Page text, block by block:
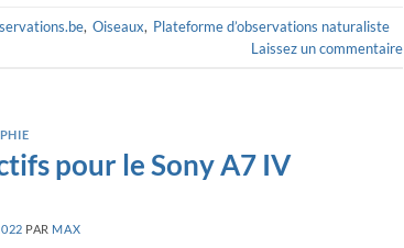
, Oiseaux, Plateforme d’observations naturaliste
Laissez un commentaire
pour le Sony A7 IV
PAR MAX